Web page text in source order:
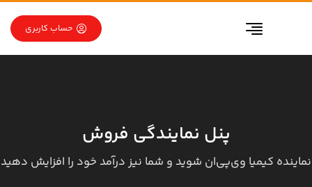
برو به فهرست
برو به محتوا
حساب کاربری
پنل نمایندگی فروش
نماینده کیمیا وی‌پی‌ان شوید و شما نیز درآمد خود را افزایش دهید